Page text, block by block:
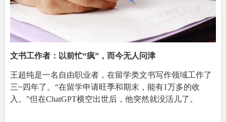
文书工作者：以前忙“疯”，而今无人问津
王超纯是一名自由职业者，在留学类文书写作领域工作了
三~四年了。“在留学申请旺季和期末，能有1万多的收
入。”但在ChatGPT横空出世后，他突然就没活儿了。